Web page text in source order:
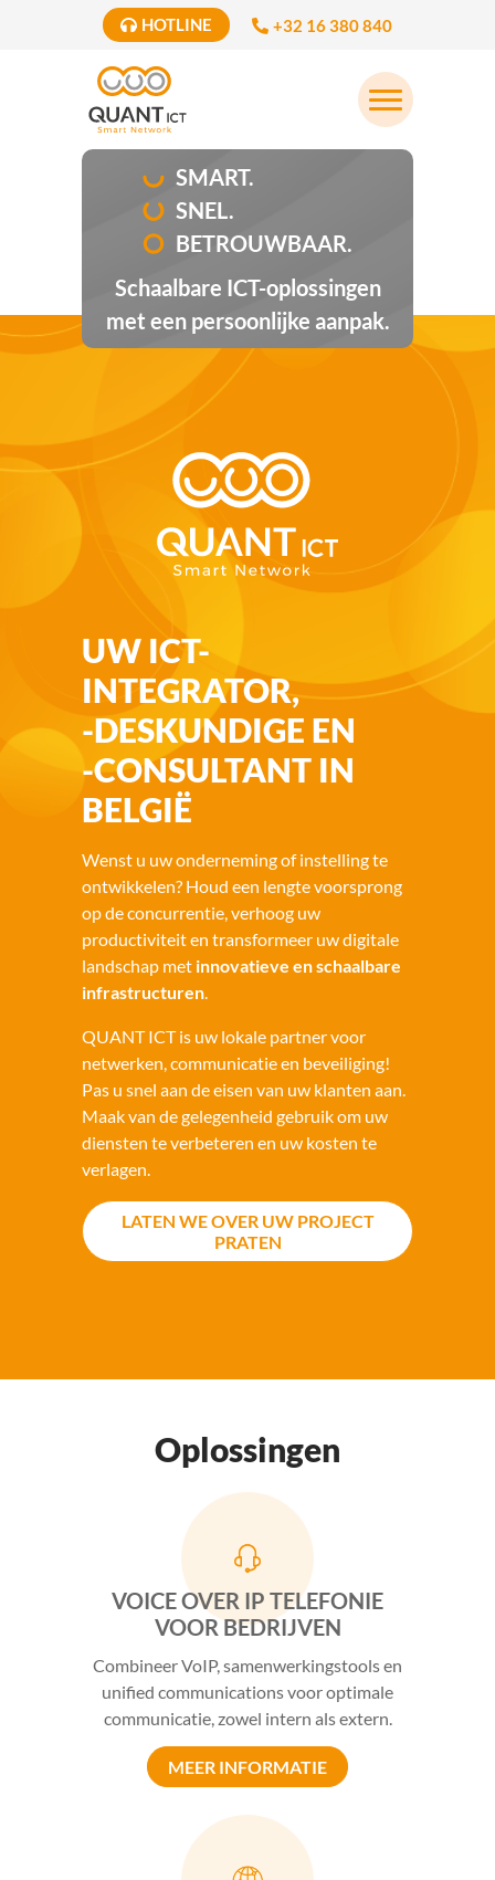
HOTLINE +32 16 380 840
SMART.
SNEL.
BETROUWBAAR.
Schaalbare ICT-oplossingen
met een persoonlijke aanpak.
UW ICT-
INTEGRATOR,
-DESKUNDIGE EN
-CONSULTANT IN
BELGIË
Wenst u uw onderneming of instelling te
ontwikkelen? Houd een lengte voorsprong
op de concurrentie, verhoog uw
productiviteit en transformeer uw digitale
landschap met innovatieve en schaalbare
infrastructuren.
QUANT ICT is uw lokale partner voor
netwerken, communicatie en beveiliging!
Pas u snel aan de eisen van uw klanten aan.
Maak van de gelegenheid gebruik om uw
diensten te verbeteren en uw kosten te
verlagen.
LATEN WE OVER UW PROJECT
PRATEN
Oplossingen
VOICE OVER IP TELEFONIE
VOOR BEDRIJVEN
Combineer VoIP, samenwerkingstools en
unified communications voor optimale
communicatie, zowel intern als extern.
MEER INFORMATIE